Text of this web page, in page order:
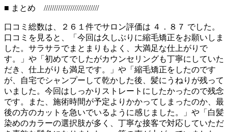
■ まとめ ///////////////////////////
口コミ総数は、２６１件でサロン評価は ４．８７ でした。
口コミを見ると、「今回は久しぶりに縮毛矯正をお願いしま
した。サラサラでまとまりもよく、大満足な仕上がりで
す。」や「初めてでしたがカウンセリングも丁寧にしていた
だき、仕上がりも満足です。」や「縮毛矯正をしたのです
が、自宅でシャンプーして乾かした後、髪にうねりが残って
いました。今回はしっかりストレートにしたかったので残念
です。また、施術時間が予定よりかかってしまったのか、最
後の方のカットを急いでいるように感じました。」や「白髪
染めのカラーの選択肢が多く、丁寧な接客で対応していただ